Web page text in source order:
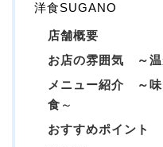
洋食SUGANO
店舗概要
お店の雰囲気 ～温
メニュー紹介 ～味
食 ～
おすすめポイント